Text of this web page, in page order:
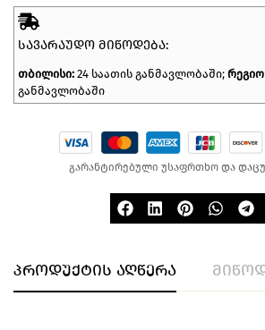
ᲡᲐᲕᲐᲠᲐᲣᲓᲝ ᲛᲘᲬᲝᲓᲔᲑᲐ:
თბილისი: 24 საათის განმავლობაში;
განმავლობაში
გარანტირებული უსაფრთხო და
პროდუქტის აღწერა